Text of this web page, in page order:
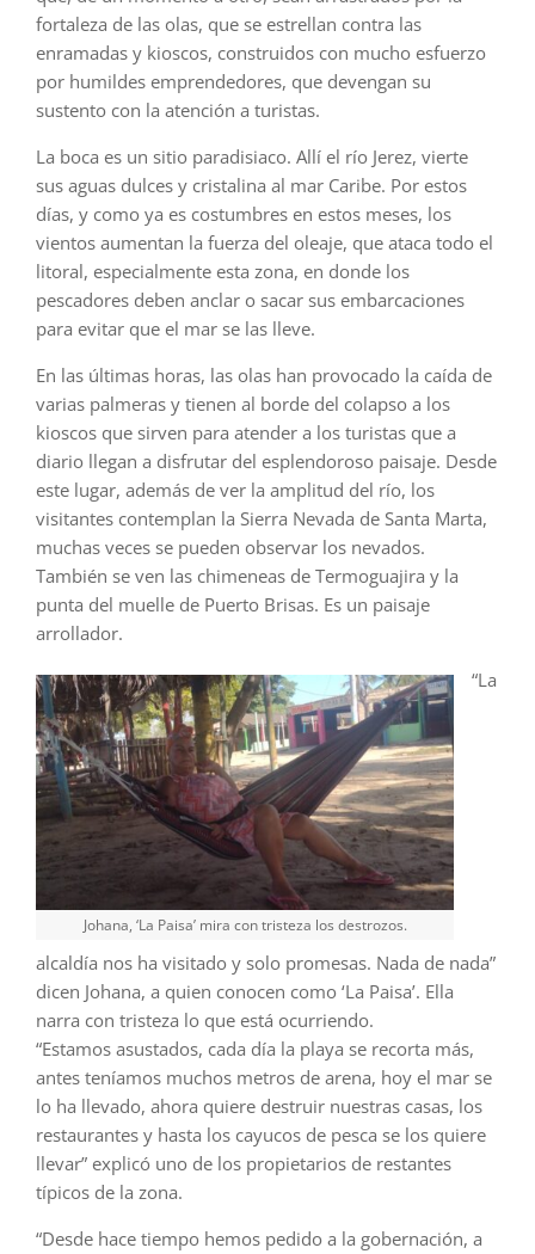
fortaleza de las olas, que se estrellan contra las
enramadas y kioscos, construidos con mucho esfuerzo
por humildes emprendedores, que devengan su
sustento con la atención a turistas.
La boca es un sitio paradisiaco. Allí el río Jerez, vierte
sus aguas dulces y cristalina al mar Caribe. Por estos
días, y como ya es costumbres en estos meses, los
vientos aumentan la fuerza del oleaje, que ataca todo el
litoral, especialmente esta zona, en donde los
pescadores deben anclar o sacar sus embarcaciones
para evitar que el mar se las lleve.
En las últimas horas, las olas han provocado la caída de
varias palmeras y tienen al borde del colapso a los
kioscos que sirven para atender a los turistas que a
diario llegan a disfrutar del esplendoroso paisaje. Desde
este lugar, además de ver la amplitud del río, los
visitantes contemplan la Sierra Nevada de Santa Marta,
muchas veces se pueden observar los nevados.
También se ven las chimeneas de Termoguajira y la
punta del muelle de Puerto Brisas. Es un paisaje
arrollador.
Johana, ‘La Paisa’ mira con tristeza los destrozos.
“La
alcaldía nos ha visitado y solo promesas. Nada de nada”
dicen Johana, a quien conocen como ‘La Paisa’. Ella
narra con tristeza lo que está ocurriendo.
“Estamos asustados, cada día la playa se recorta más,
antes teníamos muchos metros de arena, hoy el mar se
lo ha llevado, ahora quiere destruir nuestras casas, los
restaurantes y hasta los cayucos de pesca se los quiere
llevar” explicó uno de los propietarios de restantes
típicos de la zona.
“Desde hace tiempo hemos pedido a la gobernación, a